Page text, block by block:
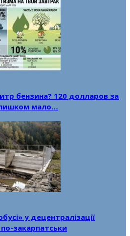
бензина? 120 долларов за
мало…
у децентралізації
закарпатськи